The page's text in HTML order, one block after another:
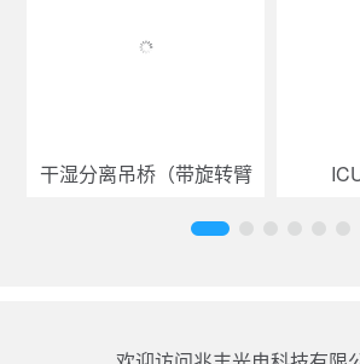
干湿分离吊桥（带旋转臂